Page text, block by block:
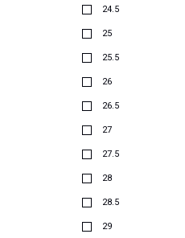
24.5
25
25.5
26
26.5
27
27.5
28
28.5
29